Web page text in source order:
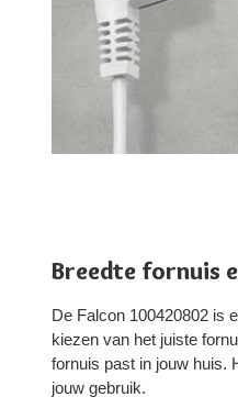
Breedte fornuis
De Falcon 100420802 is
kiezen van het juiste
fornuis past in jouw huis.
jouw gebruik.